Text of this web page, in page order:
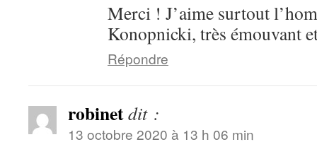
Merci ! J’aime surtout
Konopnicki, très émouvant
Répondre
robinetdit :
13 octobre 2020 à 13 h 06 min